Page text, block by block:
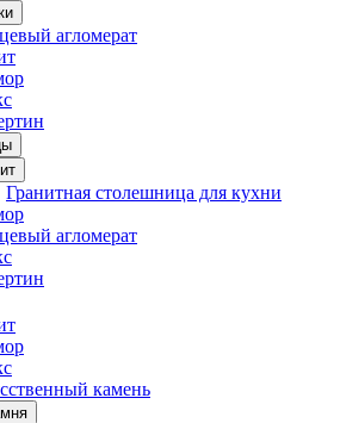
агломерат
Гранитная столешница для кухни
агломерат
камень